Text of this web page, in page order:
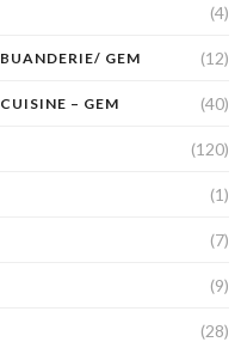
(4)
GEM (12)
– GEM (40)
(120)
(1)
(7)
(9)
(28)